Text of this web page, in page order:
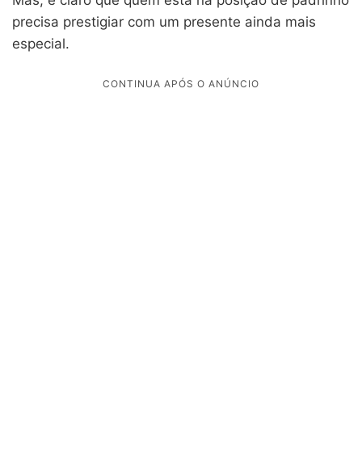
precisa prestigiar com um presente ainda mais
especial.